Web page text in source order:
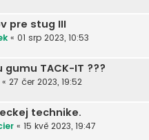
pre stug III
« 01 srp 2023, 10:53
TACK-IT ???
« 27 čer 2023, 19:52
technike.
« 15 kvě 2023, 19:47